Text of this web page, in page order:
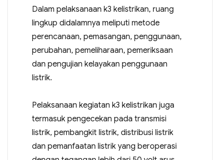
Dalam pelaksanaan k3 kelistrikan, ruang
lingkup didalamnya meliputi metode
perencanaan, pemasangan, penggunaan,
perubahan, pemeliharaan, pemeriksaan
dan pengujian kelayakan penggunaan
listrik.
Pelaksanaan kegiatan k3 kelistrikan juga
termasuk pengecekan pada transmisi
listrik, pembangkit listrik, distribusi listrik
dan pemanfaatan listrik yang beroperasi